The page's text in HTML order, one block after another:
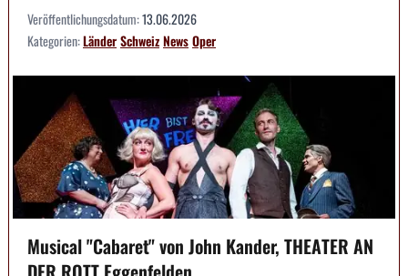
Veröffentlichungsdatum:13.06.2026
Kategorien:LänderSchweizNewsOper
Musical "Cabaret" von John Kander, THEATER AN